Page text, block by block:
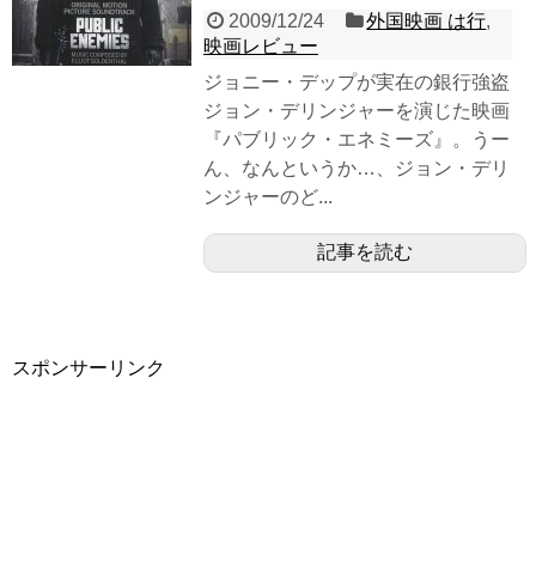
2009/12/24 外国映画 は行,
映画レビュー
ジョニー・デップが実在の銀行強盗
ジョン・デリンジャーを演じた映画
『パブリック・エネミーズ』。うー
ん、なんというか…、ジョン・デリ
ンジャーのど...
記事を読む
スポンサーリンク